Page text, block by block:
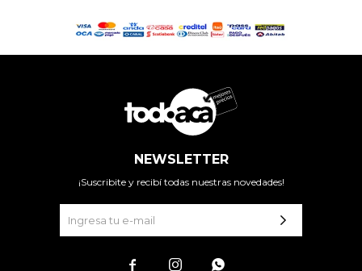
NEWSLETTER
¡Suscribite y recibí todas nuestras novedades!
  